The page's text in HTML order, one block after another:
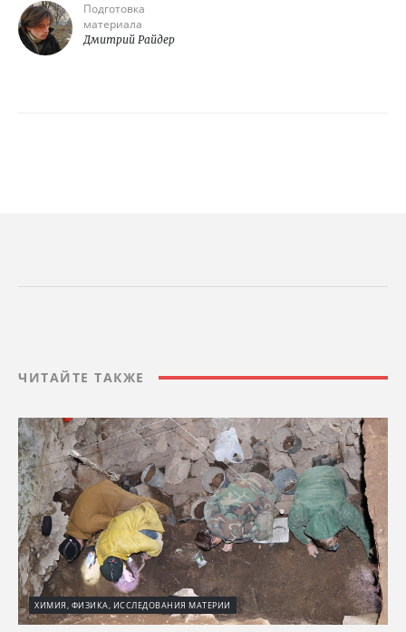
Подготовка
материала
Дмитрий Райдер
ЧИТАЙТЕ ТАКЖЕ
ХИМИЯ, ФИЗИКА, ИССЛЕДОВАНИЯ МАТЕРИИ